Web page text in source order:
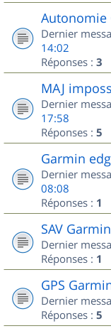
Autonomie
Dernier
14:02
Réponses : 3
MAJ
Dernier
17:58
Réponses : 5
Garmin
Dernier
08:08
Réponses : 1
SAV Garmin
Dernier
Réponses : 1
GPS
Dernier
Réponses : 5